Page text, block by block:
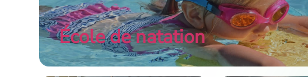
École de natation